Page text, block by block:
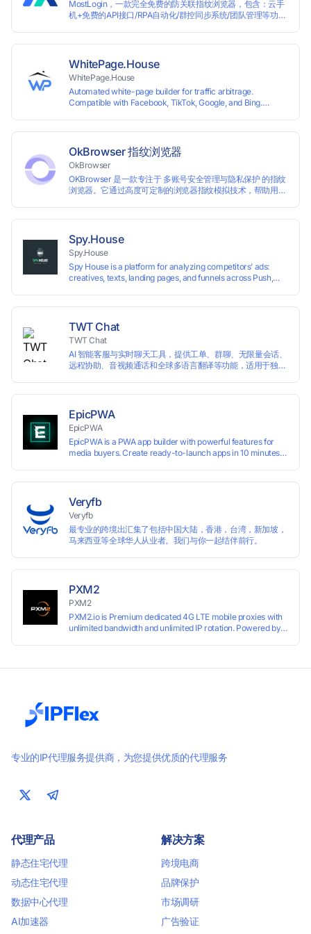
MostLogin，一款完全免费的防关联指纹浏览器，包含：云手
机+免费的API接口/RPA自动化/群控同步系统/团队管理等功
WhitePage.House
WhitePage.House
Automated white-page builder for traffic arbitrage.
Compatible with Facebook, TikTok, Google, and Bing.
OkBrowser 指纹浏览器
OkBrowser
OKBrowser 是一款专注于 多账号安全管理与隐私保护 的指纹
浏览器。它通过高度可定制的浏览器指纹模拟技术，帮助用户
Spy.House
Spy.House
Spy House is a platform for analyzing competitors’ ads:
creatives, texts, landing pages, and funnels across Push,
TWT Chat
TWT Chat
AI 智能客服与实时聊天工具，提供工单、群聊、无限量会话、
远程协助、音视频通话和全球多语言翻译等功能，适用于独立
EpicPWA
EpicPWA
EpicPWA is a PWA app builder with powerful features for
media buyers. Create ready-to-launch apps in 10 minutes
Veryfb
Veryfb
最专业的跨境出汇集了包括中国大陆，香港，台湾，新加坡，
马来西亚等全球华人从业者。我们与你一起结伴前行。
PXM2
PXM2
PXM2.io is Premium dedicated 4G LTE mobile proxies with
unlimited bandwidth and unlimited IP rotation. Powered by
专业的IP代理服务提供商，为您提供优质的代理服务
代理产品
静态住宅代理
动态住宅代理
数据中心代理
AI加速器
解决方案
跨境电商
品牌保护
市场调研
广告验证